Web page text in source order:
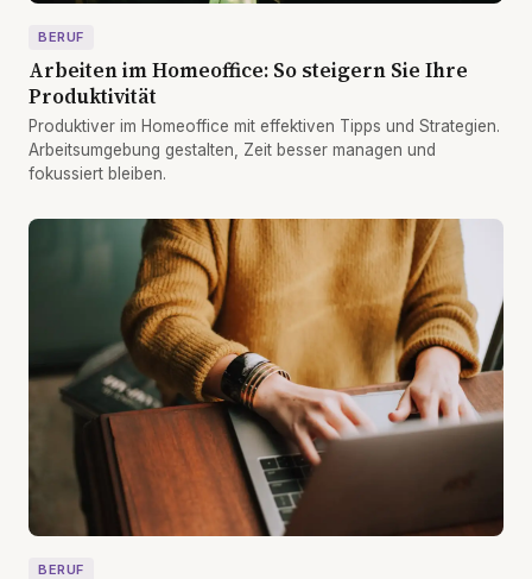
BERUF
Arbeiten im Homeoffice: So steigern Sie Ihre
Produktivität
Produktiver im Homeoffice mit effektiven Tipps und Strategien.
Arbeitsumgebung gestalten, Zeit besser managen und
fokussiert bleiben.
BERUF